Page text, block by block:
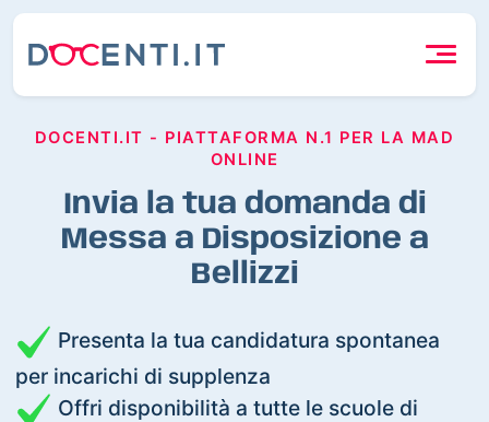
DOCENTI.IT - PIATTAFORMA N.1 PER LA MAD
ONLINE
Invia la tua domanda di
Messa a Disposizione a
Bellizzi
Presenta la tua candidatura spontanea
per incarichi di supplenza
Offri disponibilità a tutte le scuole di